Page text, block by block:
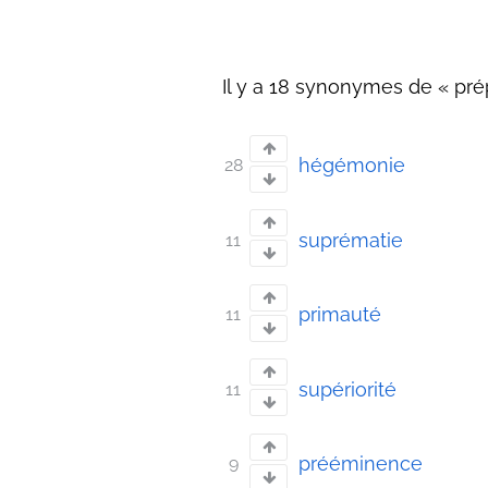
Il y a 18 synonymes de «
28 hégémonie
11 suprématie
11 primauté
11 supériorité
9 prééminence